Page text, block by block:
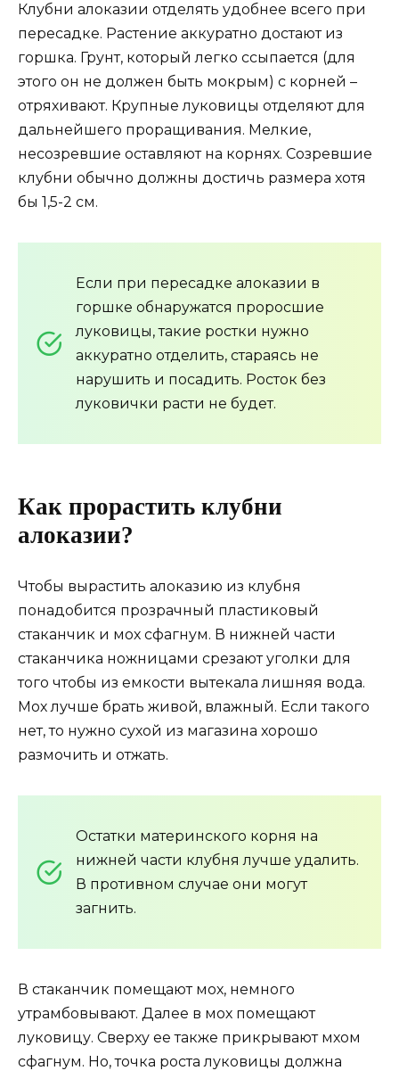
Клубни алоказии отделять удобнее всего при
пересадке. Растение аккуратно достают из
горшка. Грунт, который легко ссыпается (для
этого он не должен быть мокрым) с корней –
отряхивают. Крупные луковицы отделяют для
дальнейшего проращивания. Мелкие,
несозревшие оставляют на корнях. Созревшие
клубни обычно должны достичь размера хотя
бы 1,5-2 см.
Если при пересадке алоказии в
горшке обнаружатся проросшие
луковицы, такие ростки нужно
аккуратно отделить, стараясь не
нарушить и посадить. Росток без
луковички расти не будет.
Как прорастить клубни
алоказии?
Чтобы вырастить алоказию из клубня
понадобится прозрачный пластиковый
стаканчик и мох сфагнум. В нижней части
стаканчика ножницами срезают уголки для
того чтобы из емкости вытекала лишняя вода.
Мох лучше брать живой, влажный. Если такого
нет, то нужно сухой из магазина хорошо
размочить и отжать.
Остатки материнского корня на
нижней части клубня лучше удалить.
В противном случае они могут
загнить.
В стаканчик помещают мох, немного
утрамбовывают. Далее в мох помещают
луковицу. Сверху ее также прикрывают мхом
сфагнум. Но, точка роста луковицы должна